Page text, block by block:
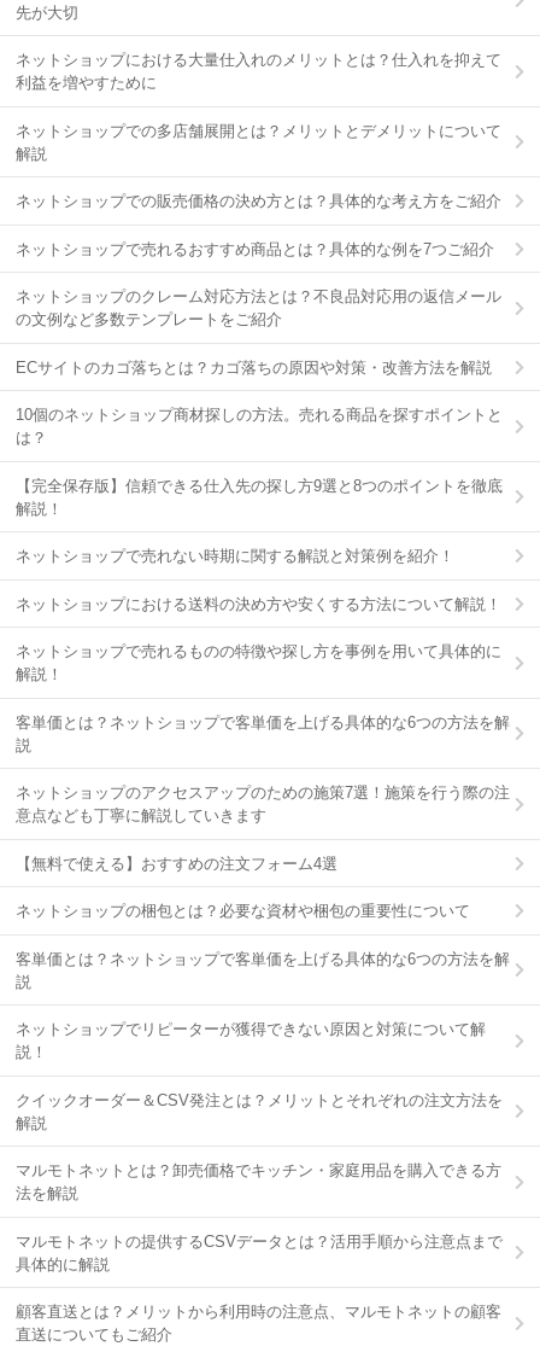
先が大切
ネットショップにおける大量仕入れのメリットとは？仕入れを抑えて
利益を増やすために
ネットショップでの多店舗展開とは？メリットとデメリットについて
解説
ネットショップでの販売価格の決め方とは？具体的な考え方をご紹介
ネットショップで売れるおすすめ商品とは？具体的な例を7つご紹介
ネットショップのクレーム対応方法とは？不良品対応用の返信メール
の文例など多数テンプレートをご紹介
ECサイトのカゴ落ちとは？カゴ落ちの原因や対策・改善方法を解説
10個のネットショップ商材探しの方法。売れる商品を探すポイントと
は？
【完全保存版】信頼できる仕入先の探し方9選と8つのポイントを徹底
解説！
ネットショップで売れない時期に関する解説と対策例を紹介！
ネットショップにおける送料の決め方や安くする方法について解説！
ネットショップで売れるものの特徴や探し方を事例を用いて具体的に
解説！
客単価とは？ネットショップで客単価を上げる具体的な6つの方法を解
説
ネットショップのアクセスアップのための施策7選！施策を行う際の注
意点なども丁寧に解説していきます
【無料で使える】おすすめの注文フォーム4選
ネットショップの梱包とは？必要な資材や梱包の重要性について
客単価とは？ネットショップで客単価を上げる具体的な6つの方法を解
説
ネットショップでリピーターが獲得できない原因と対策について解
説！
クイックオーダー＆CSV発注とは？メリットとそれぞれの注文方法を
解説
マルモトネットとは？卸売価格でキッチン・家庭用品を購入できる方
法を解説
マルモトネットの提供するCSVデータとは？活用手順から注意点まで
具体的に解説
顧客直送とは？メリットから利用時の注意点、マルモトネットの顧客
直送についてもご紹介